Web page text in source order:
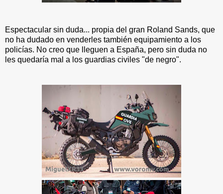
Espectacular sin duda... propia del gran Roland Sands, que
no ha dudado en venderles también equipamiento a los
policías. No creo que lleguen a España, pero sin duda no
les quedaría mal a los guardias civiles "de negro".